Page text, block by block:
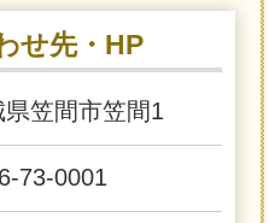
せ先・HP
県笠間市笠間1
73-0001